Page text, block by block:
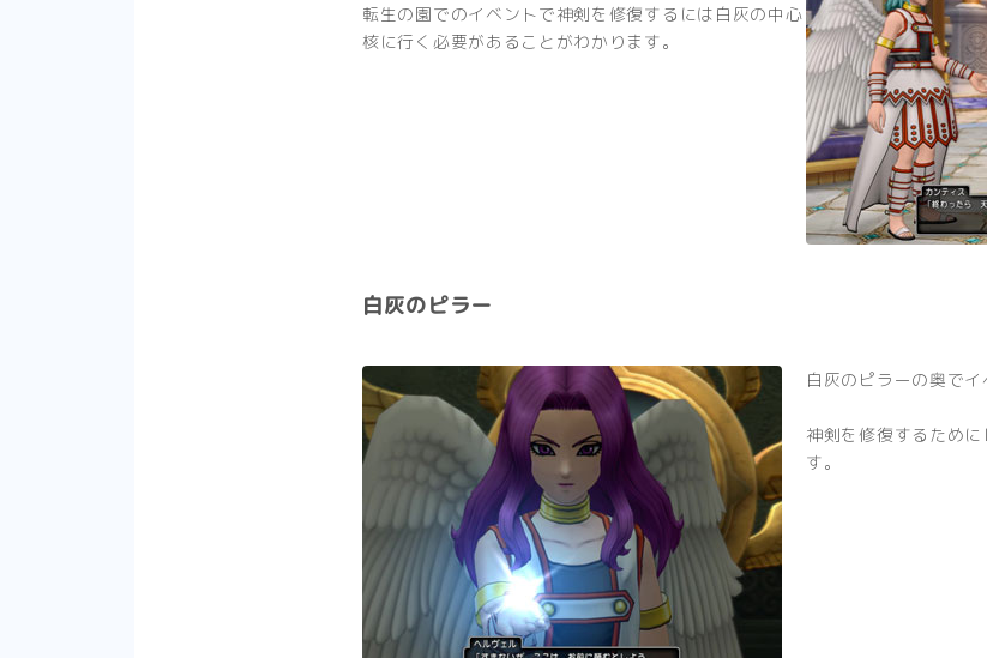
転生の園でのイベントで神剣を修復するには白灰の中心
核に行く必要があることがわかります。
白灰のピラー
白灰のピラーの奥でイ
神剣を修復するため
す。